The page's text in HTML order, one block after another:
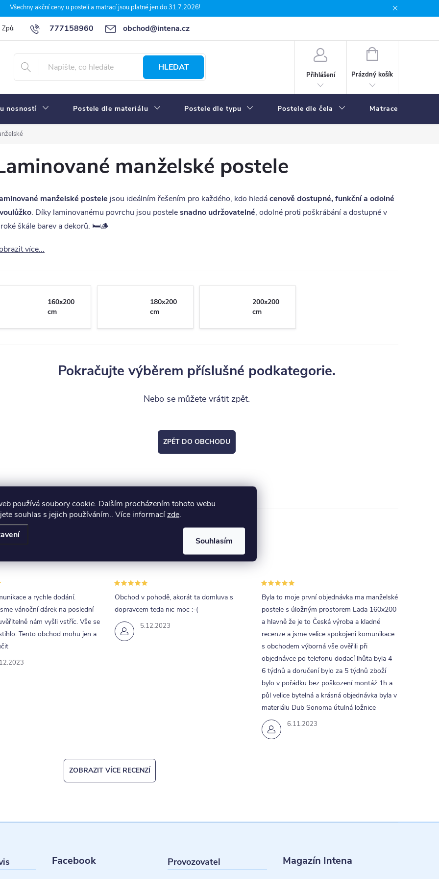
používá soubory cookie. Dalším procházením tohoto webu
souhlas s jejich používáním.. Více informacízde.
Souhlasím
Všechny akční ceny u postelí a matrací jsou platné jen do 31.7.2026!
777158960 obchod@intena.cz
Způsoby a ceny dopravy 7 důvodů, proč nakupit u Intena nábytek
HLEDAT
Přihlášení
NÁKUPNÍ
Prázdný košík
nosností Postele dle materiálu Postele dle typu Postele dle čela Matrace
manželské postele
manželské postele jsou ideálním řešením pro každého, kdo hledácenově dostupné, funkční a odolné
. Díky laminovanému povrchu jsou postelesnadno udržovatelné, odolné proti poškrábání a dostupné v
škále barev a dekorů. 🛏️🪵
více...
160x200
cm
180x200
cm
200x200
cm
Pokračujte výběrem příslušné podkategorie.
Nebo se můžete vrátit zpět.
ZPĚT DO OBCHODU
a rychle dodání.
vánoční dárek na poslední
nám vyšli vstříc. Vše se
Tento obchod mohu jen a
5.12.2023
Obchod v pohodě, akorát ta domluva s
dopravcem teda nic moc :-(
6.11.2023
Byla to moje první objednávka ma manželské
postele s úložným prostorem Lada 160x200
a hlavně že je to Česká výroba a kladné
recenze a jsme velice spokojeni komunikace
s obchodem výborná vše ověřili při
objednávce po telefonu dodací lhůta byla 4-
6 týdnů a doručení bylo za 5 týdnů zboží
bylo v pořádku bez poškození montáž 1h a
půl velice bytelná a krásná objednávka byla v
materiálu Dub Sonoma útulná ložnice
ZOBRAZIT VÍCE RECENZÍ
Facebook Provozovatel Magazín Intena